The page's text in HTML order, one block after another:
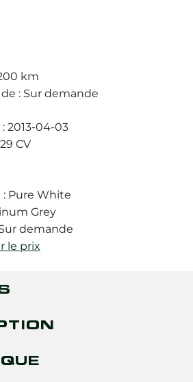
km
: Sur demande
2013-04-03
CV
Pure White
Grey
demande
le prix